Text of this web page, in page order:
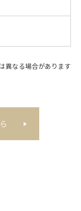
異なる場合があります